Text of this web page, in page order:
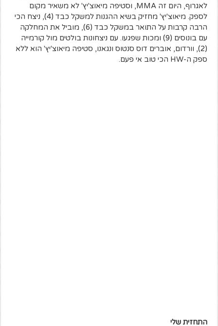
לאגרוף, היום זה MMA, וסטיפה מיאוצ'יץ' לא משאיר מקום
לספק. מיאוצ'יץ' מחזיק בשיא ההגנות למשקל כבד (4), ניצח הכי
הרבה קרבות על התואר במשקל כבד (6), מוביל את המחלקה
עם בונוסים (9) ומכות שפגעו. עם ניצחונות בולטים מול קורמייה
(2), וורדום, אוברים דוס סנטוס ונגאנו, סטיפה מיאוצ'יץ' הוא ללא
ספק ה-HW הכי טוב אי פעם.
התחזית שלי